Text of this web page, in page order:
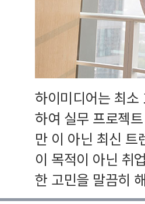
하이미디어는 최
하여 실무 프로젝
만 이 아닌 최신 트
이 목적이 아닌 취
한 고민을 말끔히